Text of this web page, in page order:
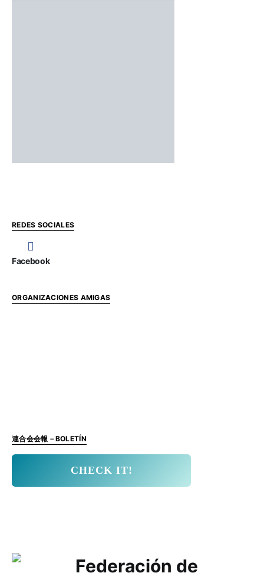
REDES SOCIALES
Facebook
ORGANIZACIONES AMIGAS
連合会会報－BOLETÍN
CHECK IT!